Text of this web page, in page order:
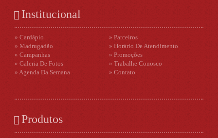
Institucional
» Cardápio
» Parceiros
» Madrugadão
» Horário De Atendimento
» Campanhas
» Promoções
» Galeria De Fotos
» Trabalhe Conosco
» Agenda Da Semana
» Contato
Produtos